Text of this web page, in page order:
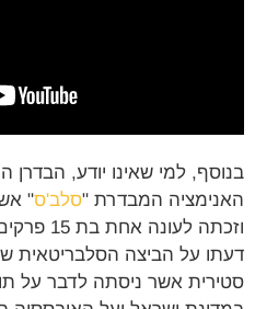
למי שאינו יודע, הבדרן היה
המבדרת "סלב'ס
וזכתה לעונה
על הביצה הסלבריטאית של
אשר ניסתה לדבר על